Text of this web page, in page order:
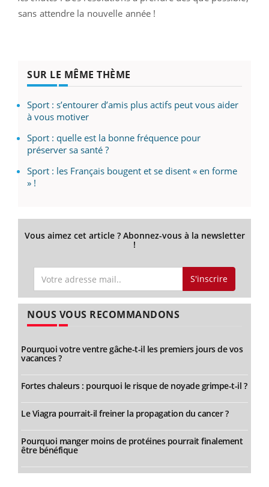
sans attendre la nouvelle année !
SUR LE MÊME THÈME
Sport : s’entourer d’amis plus actifs peut vous aider
à vous motiver
Sport : quelle est la bonne fréquence pour
préserver sa santé ?
Sport : les Français bougent et se disent « en forme
» !
Vous aimez cet article ? Abonnez-vous à la newsletter
!
S'inscrire
NOUS VOUS RECOMMANDONS
Pourquoi votre ventre gâche-t-il les premiers jours de vos
vacances ?
Fortes chaleurs : pourquoi le risque de noyade grimpe-t-il ?
Le Viagra pourrait-il freiner la propagation du cancer ?
Pourquoi manger moins de protéines pourrait finalement
être bénéfique